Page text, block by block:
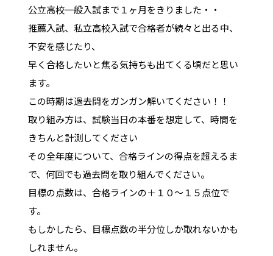
公立高校一般入試まで１ヶ月をきりました・・
推薦入試、私立高校入試で合格者が続々と出る中、
不安を感じたり、
早く合格したいと焦る気持ちも出てくる頃だと思い
ます。
この時期は過去問をガンガン解いてください！！
取り組み方は、試験当日の本番を想定して、時間を
きちんと計測してください
その全年度について、合格ラインの得点を超えるま
で、何回でも過去問を取り組んでください。
目標の点数は、合格ラインの＋１０～１５点位で
す。
もしかしたら、目標点数の半分位しか取れないかも
しれません。